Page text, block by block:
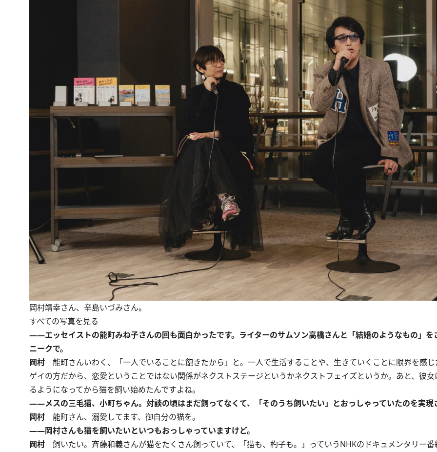
岡村靖幸さん、辛島いづみさん。
すべての写真を見る
――エッセイストの能町みね子さんの回も面白かったです。ライターのサムソン高橋さんと「結婚のようなもの」を
ニークで。
岡村 能町さんいわく、「一人でいることに飽きたから」と。一人で生活することや、生きていくことに限界を感
ゲイの方だから、恋愛ということではない関係がネクストステージというかネクストフェイズというか。あと、彼
るようになってから猫を飼い始めたんですよね。
――メスの三毛猫、小町ちゃん。対談の頃はまだ飼ってなくて、「そのうち飼いたい」とおっしゃっていたのを実現
岡村 能町さん、溺愛してます、御自分の猫を。
――岡村さんも猫を飼いたいといつもおっしゃっていますけど。
岡村 飼いたい。斉藤和義さんが猫をたくさん飼っていて、「猫も、杓子も。」っていうNHKのドキュメンタリー